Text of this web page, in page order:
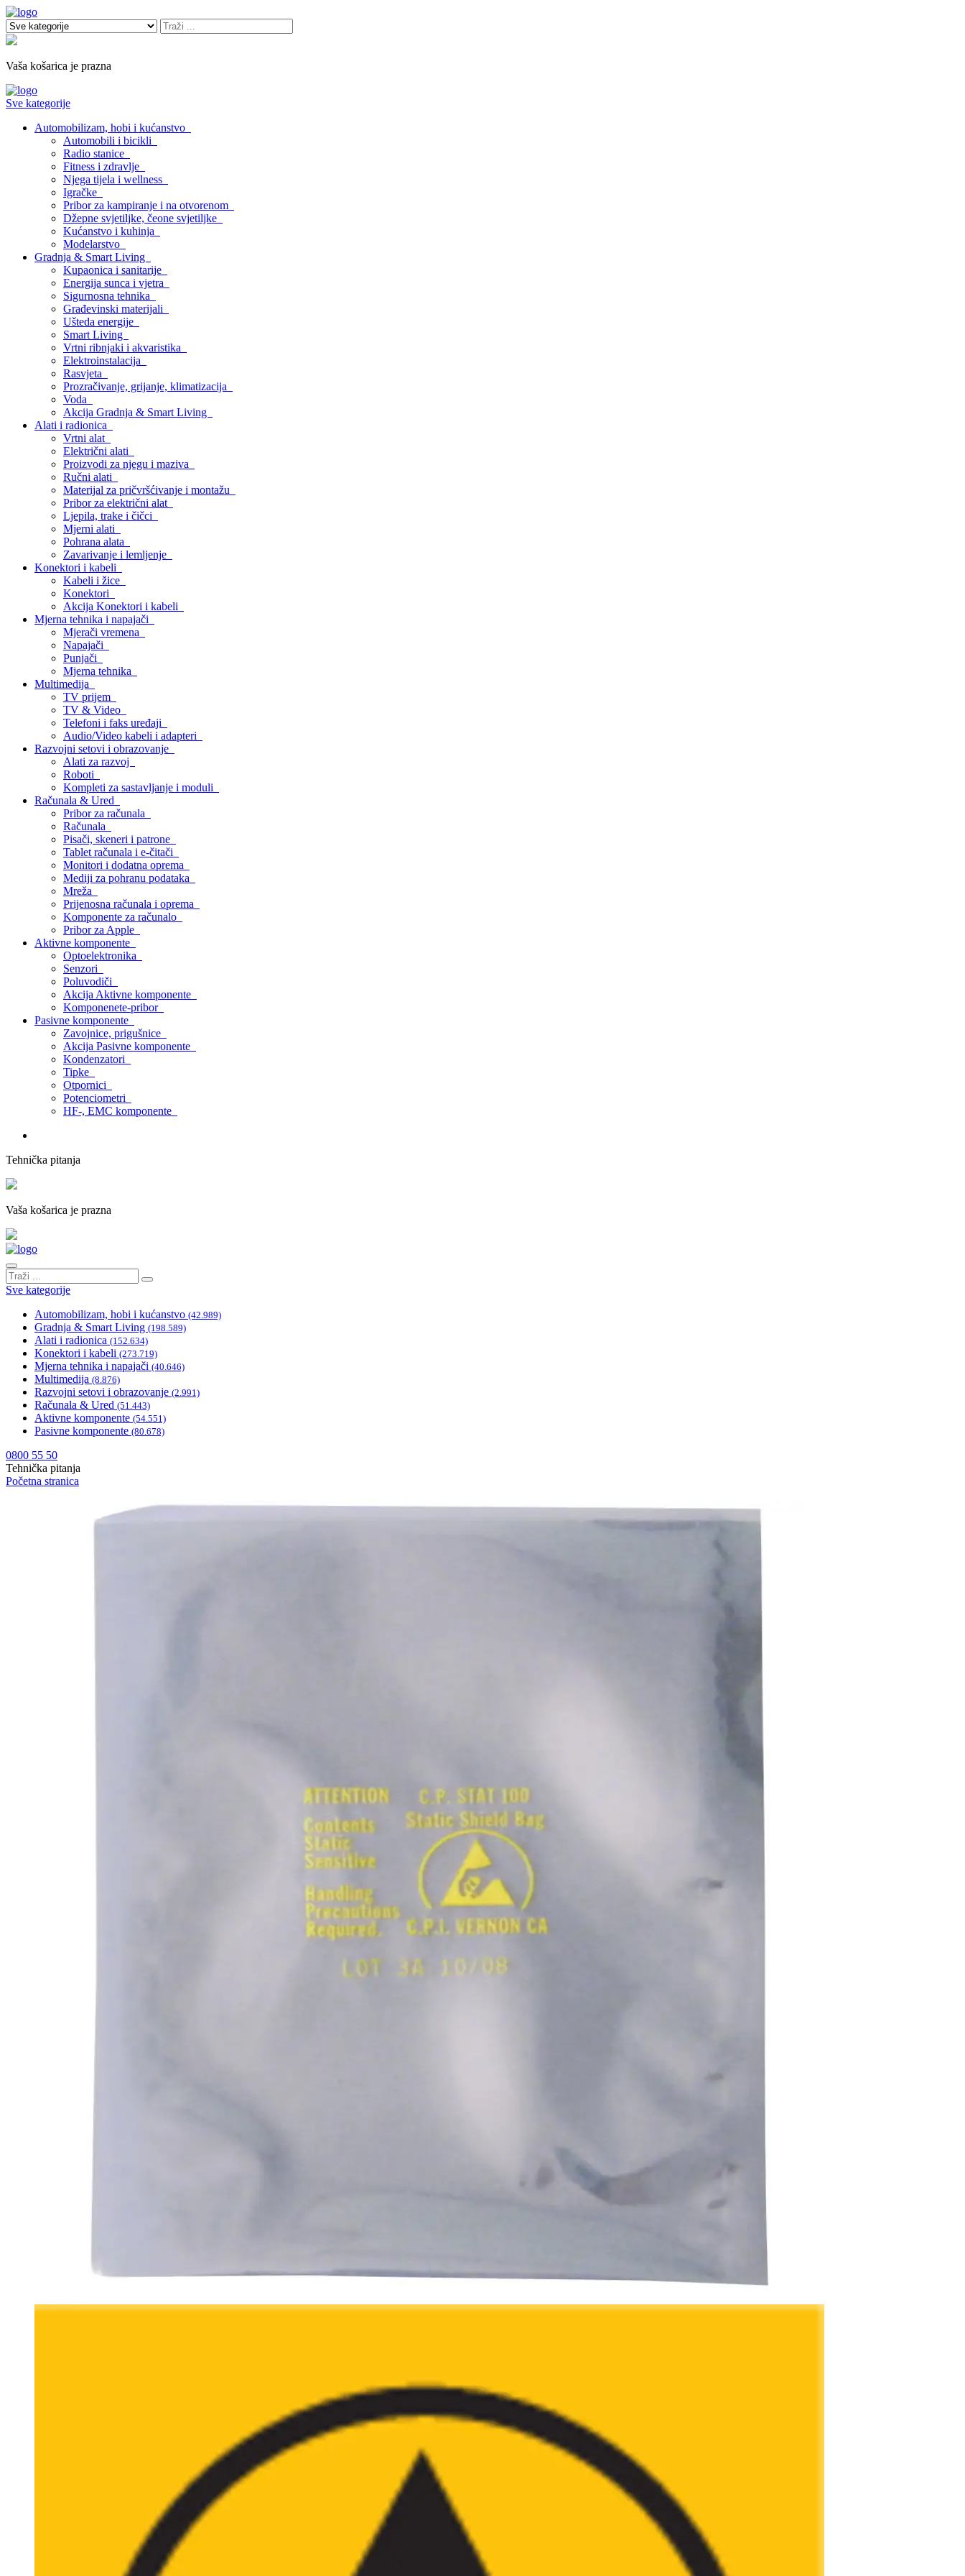
Vaša košarica je prazna
Sve kategorije
Automobilizam, hobi i kućanstvo
Automobili i bicikli
Radio stanice
Fitness i zdravlje
Njega tijela i wellness
Igračke
Pribor za kampiranje i na otvorenom
Džepne svjetiljke, čeone svjetiljke
Kućanstvo i kuhinja
Modelarstvo
Gradnja & Smart Living
Kupaonica i sanitarije
Energija sunca i vjetra
Sigurnosna tehnika
Građevinski materijali
Ušteda energije
Smart Living
Vrtni ribnjaki i akvaristika
Elektroinstalacija
Rasvjeta
Prozračivanje, grijanje, klimatizacija
Voda
Akcija Gradnja & Smart Living
Alati i radionica
Vrtni alat
Električni alati
Proizvodi za njegu i maziva
Ručni alati
Materijal za pričvršćivanje i montažu
Pribor za električni alat
Ljepila, trake i čičci
Mjerni alati
Pohrana alata
Zavarivanje i lemljenje
Konektori i kabeli
Kabeli i žice
Konektori
Akcija Konektori i kabeli
Mjerna tehnika i napajači
Mjerači vremena
Napajači
Punjači
Mjerna tehnika
Multimedija
TV prijem
TV & Video
Telefoni i faks uređaji
Audio/Video kabeli i adapteri
Razvojni setovi i obrazovanje
Alati za razvoj
Roboti
Kompleti za sastavljanje i moduli
Računala & Ured
Pribor za računala
Računala
Pisači, skeneri i patrone
Tablet računala i e-čitači
Monitori i dodatna oprema
Mediji za pohranu podataka
Mreža
Prijenosna računala i oprema
Komponente za računalo
Pribor za Apple
Aktivne komponente
Optoelektronika
Senzori
Poluvodiči
Akcija Aktivne komponente
Komponenete-pribor
Pasivne komponente
Zavojnice, prigušnice
Akcija Pasivne komponente
Kondenzatori
Tipke
Otpornici
Potenciometri
HF-, EMC komponente
Tehnička pitanja
Vaša košarica je prazna
Sve kategorije
Automobilizam, hobi i kućanstvo (42.989)
Gradnja & Smart Living (198.589)
Alati i radionica (152.634)
Konektori i kabeli (273.719)
Mjerna tehnika i napajači (40.646)
Multimedija (8.876)
Razvojni setovi i obrazovanje (2.991)
Računala & Ured (51.443)
Aktivne komponente (54.551)
Pasivne komponente (80.678)
0800 55 50
Tehnička pitanja
Početna stranica